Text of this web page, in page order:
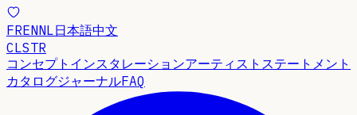
FRENNL日本語中文
CLSTR
コンセプト インスタレーションアーティストステートメント
カタログジャーナルFAQ